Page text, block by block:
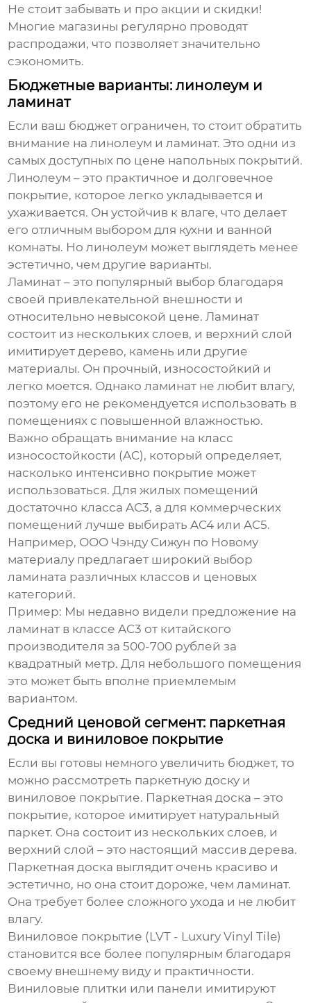
Не стоит забывать и про акции и скидки!
Многие магазины регулярно проводят
распродажи, что позволяет значительно
сэкономить.
Бюджетные варианты: линолеум и
ламинат
Если ваш бюджет ограничен, то стоит обратить
внимание налинолеум иламинат. Это одни из
самых доступных по цене напольных покрытий.
Линолеум – это практичное и долговечное
покрытие, которое легко укладывается и
ухаживается. Он устойчив к влаге, что делает
его отличным выбором для кухни и ванной
комнаты. Но линолеум может выглядеть менее
эстетично, чем другие варианты.
Ламинат – это популярный выбор благодаря
своей привлекательной внешности и
относительно невысокой цене. Ламинат
состоит из нескольких слоев, и верхний слой
имитирует дерево, камень или другие
материалы. Он прочный, износостойкий и
легко моется. Однако ламинат не любит влагу,
поэтому его не рекомендуется использовать в
помещениях с повышенной влажностью.
Важно обращать внимание на класс
износостойкости (AC), который определяет,
насколько интенсивно покрытие может
использоваться. Для жилых помещений
достаточно класса AC3, а для коммерческих
помещений лучше выбирать AC4 или AC5.
Например, ООО Чэнду Сижун по Новому
материалу предлагает широкий выбор
ламината различных классов и ценовых
категорий.
Пример: Мы недавно видели предложение на
ламинат в классе AC3 от китайского
производителя за 500-700 рублей за
квадратный метр. Для небольшого помещения
это может быть вполне приемлемым
вариантом.
Средний ценовой сегмент: паркетная
доска и виниловое покрытие
Если вы готовы немного увеличить бюджет, то
можно рассмотреть паркетную доску и
виниловое покрытие. Паркетная доска – это
покрытие, которое имитирует натуральный
паркет. Она состоит из нескольких слоев, и
верхний слой – это настоящий массив дерева.
Паркетная доска выглядит очень красиво и
эстетично, но она стоит дороже, чем ламинат.
Она требует более сложного ухода и не любит
влагу.
Виниловое покрытие (LVT - Luxury Vinyl Tile)
становится все более популярным благодаря
своему внешнему виду и практичности.
Виниловые плитки или панели имитируют